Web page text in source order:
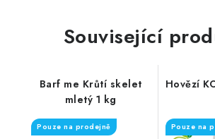
Související
Barf me Krůtí skelet
mletý 1 kg
Pouze na prodejně
Hovězí
Pouze na